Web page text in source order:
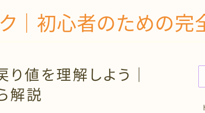
｜初心者のための完
り値を理解しよう｜
解説